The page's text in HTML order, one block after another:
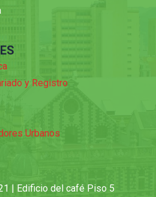
y Registro
Urbanos
| Edificio del café Piso 5